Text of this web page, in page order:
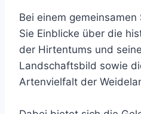
Bei einem
Sie Einblicke über die
der Hirtentums und
Landschaftsbild sowie
Artenvielfalt der